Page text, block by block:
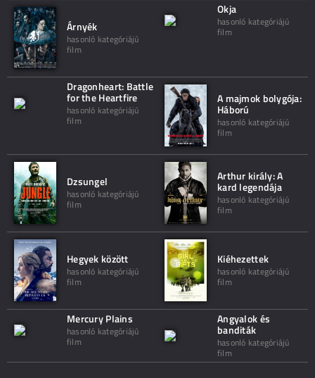
Árnyék
hasonló kategóriájú
film
Okja
hasonló kategóriájú
film
Dragonheart: Battle
for the Heartfire
hasonló kategóriájú
film
A majmok bolygója:
Háború
hasonló kategóriájú
film
Dzsungel
hasonló kategóriájú
film
Arthur király: A
kard legendája
hasonló kategóriájú
film
Hegyek között
hasonló kategóriájú
film
Kiéhezettek
hasonló kategóriájú
film
Mercury Plains
hasonló kategóriájú
film
Angyalok és
banditák
hasonló kategóriájú
film